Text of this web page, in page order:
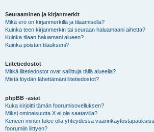
Seuraaminen ja kirjanmerkit
Mikä ero on kirjanmerkillä ja tilaamisella?
Kuinka teen kirjanmerkin tai seuraan haluamaani aihetta?
Kuinka tilaan haluamani alueen?
Kuinka poistan tilaukseni?
Liitetiedostot
Mitkä liitetiedostot ovat sallittuja tällä alueella?
Mistä löydän lähettämäni liitetiedostot?
phpBB -asiat
Kuka kirjoitti tämän foorumisovelluksen?
Miksi ominaisuutta X ei ole saatavilla?
Keneen minun tulee olla yhteydessä
foorumiin liittyen?